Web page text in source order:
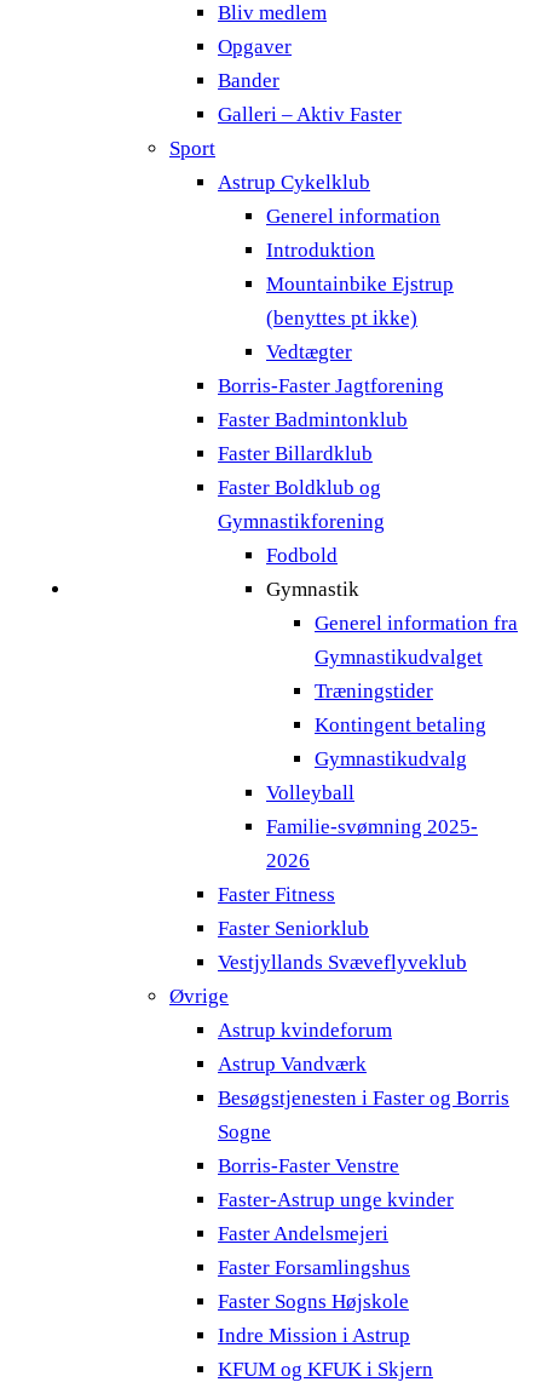
Bliv medlem
Opgaver
Bander
Galleri – Aktiv Faster
Sport
Astrup Cykelklub
Generel information
Introduktion
Mountainbike Ejstrup
(benyttes pt ikke)
Vedtægter
Borris-Faster Jagtforening
Faster Badmintonklub
Faster Billardklub
Faster Boldklub og
Gymnastikforening
Fodbold
Gymnastik
Generel information fra
Gymnastikudvalget
Træningstider
Kontingent betaling
Gymnastikudvalg
Volleyball
Familie-svømning 2025-
2026
Faster Fitness
Faster Seniorklub
Vestjyllands Svæveflyveklub
Øvrige
Astrup kvindeforum
Astrup Vandværk
Besøgstjenesten i Faster og Borris
Sogne
Borris-Faster Venstre
Faster-Astrup unge kvinder
Faster Andelsmejeri
Faster Forsamlingshus
Faster Sogns Højskole
Indre Mission i Astrup
KFUM og KFUK i Skjern